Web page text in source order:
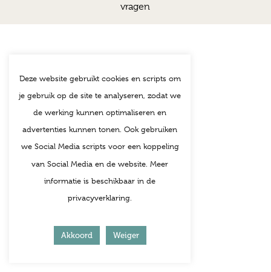
vragen
Deze website gebruikt cookies en scripts om
je gebruik op de site te analyseren, zodat we
de werking kunnen optimaliseren en
advertenties kunnen tonen. Ook gebruiken
we Social Media scripts voor een koppeling
van Social Media en de website. Meer
informatie is beschikbaar in de
privacyverklaring.
Akkoord Weiger